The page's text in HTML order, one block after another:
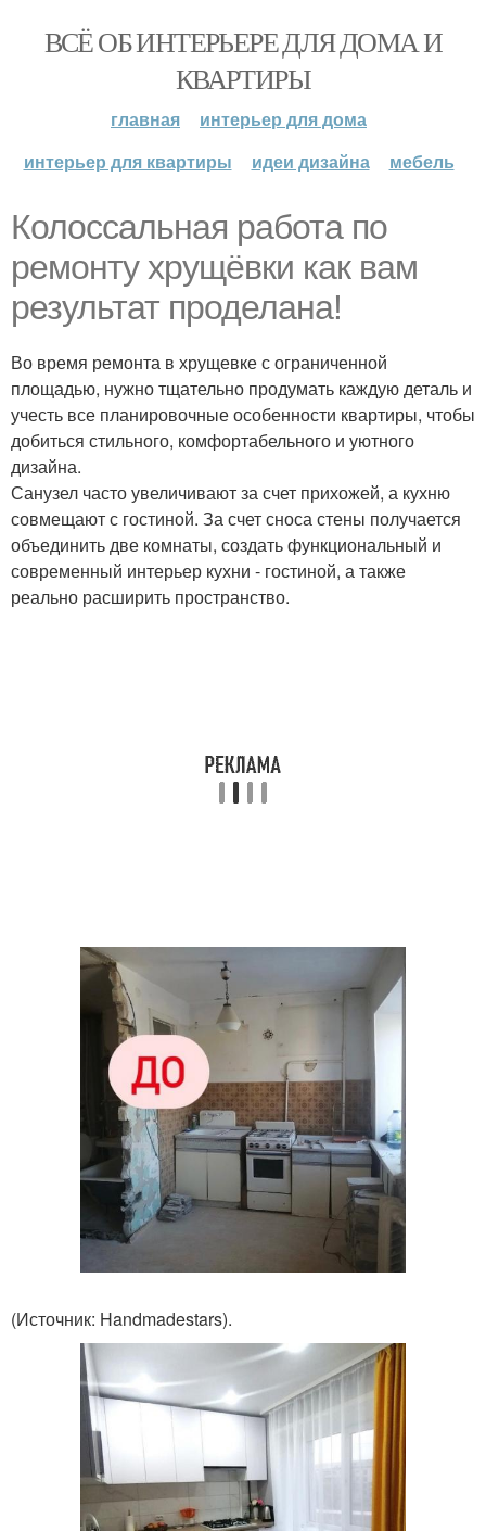
ВСЁ ОБ ИНТЕРЬЕРЕ ДЛЯ ДОМА И
КВАРТИРЫ
главная
интерьер для дома
интерьер для квартиры
идеи дизайна мебель
Колоссальная работа по
ремонту хрущёвки как вам
результат проделана!
Во время ремонта в хрущевке с ограниченной
площадью, нужно тщательно продумать каждую деталь и
учесть все планировочные особенности квартиры, чтобы
добиться стильного, комфортабельного и уютного
дизайна.
Санузел часто увеличивают за счет прихожей, а кухню
совмещают с гостиной. За счет сноса стены получается
объединить две комнаты, создать функциональный и
современный интерьер кухни - гостиной, а также
реально расширить пространство.
(Источник: Handmadestars).